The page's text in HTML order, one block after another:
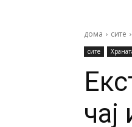
дома сите
сите